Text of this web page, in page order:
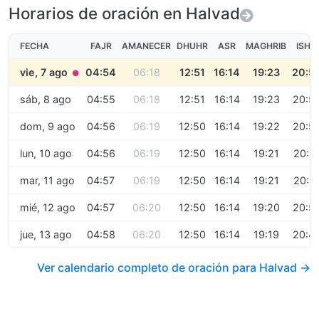
Horarios de oración en Halvad
FECHA FAJR AMANECER DHUHR ASR MAGHRIB ISHA
vie, 7 ago ● 04:54 06:18 12:51 16:14 19:23
sáb, 8 ago 04:55 06:18 12:51 16:14 19:23
dom, 9 ago 04:56 06:19 12:50 16:14 19:22
lun, 10 ago 04:56 06:19 12:50 16:14 19:21
mar, 11 ago 04:57 06:19 12:50 16:14 19:21
mié, 12 ago 04:57 06:20 12:50 16:14 19:20
jue, 13 ago 04:58 06:20 12:50 16:14 19:19
Ver calendario completo de oración para Halvad →